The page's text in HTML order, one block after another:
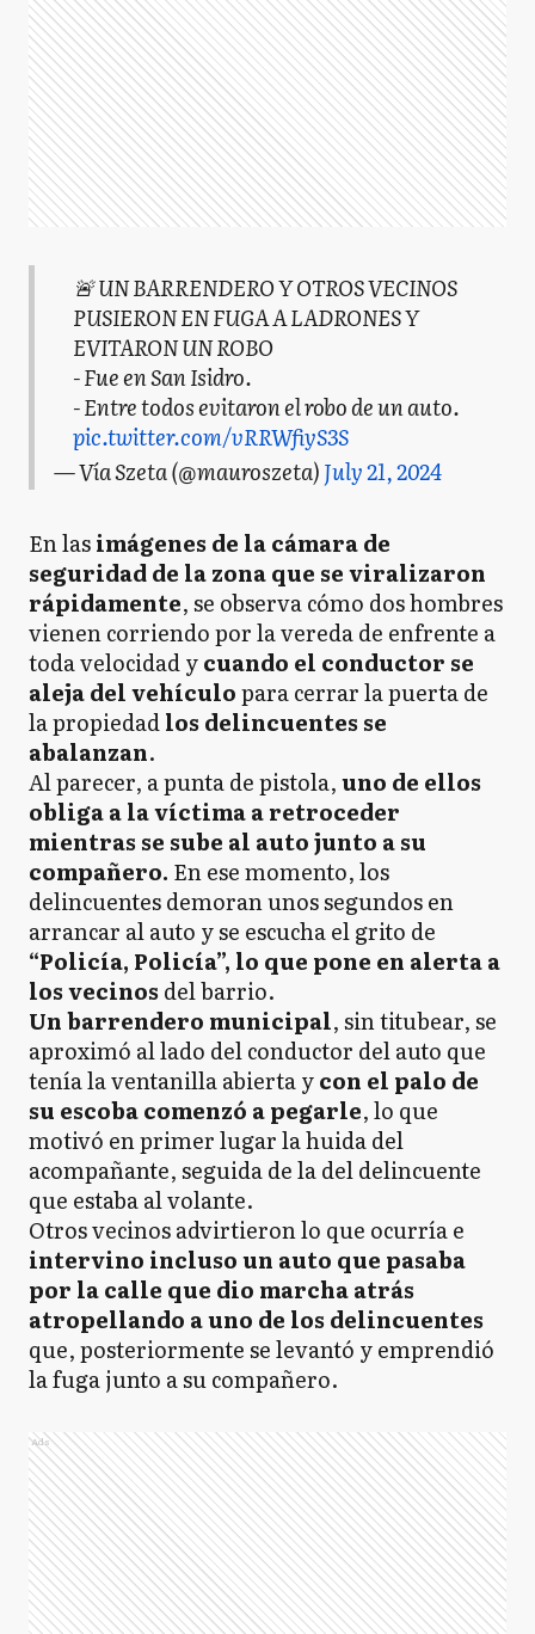
🚨 UN BARRENDERO Y OTROS VECINOS
PUSIERON EN FUGA A LADRONES Y
EVITARON UN ROBO
- Fue en San Isidro.
- Entre todos evitaron el robo de un auto.
pic.twitter.com/vRRWfiyS3S
— Vía Szeta (@mauroszeta)July 21, 2024
En lasimágenes de la cámara de
seguridad de la zona que se viralizaron
rápidamente, se observa cómo dos hombres
vienen corriendo por la vereda de enfrente a
toda velocidad ycuando el conductor se
aleja del vehículopara cerrar la puerta de
la propiedadlos delincuentes se
abalanzan.
Al parecer, a punta de pistola,uno de ellos
obliga a la víctima a retroceder
mientras se sube al auto junto a su
compañero. En ese momento, los
delincuentes demoran unos segundos en
arrancar al auto y se escucha el grito de
“Policía, Policía”, lo que pone en alerta a
los vecinos del barrio.
Un barrendero municipal, sin titubear, se
aproximó al lado del conductor del auto que
tenía la ventanilla abierta ycon el palo de
su escoba comenzó a pegarle, lo que
motivó en primer lugar la huida del
acompañante, seguida de la del delincuente
que estaba al volante.
Otros vecinos advirtieron lo que ocurría e
intervino incluso un auto que pasaba
por la calle que dio marcha atrás
atropellando a uno de los delincuentes
que, posteriormente se levantó y emprendió
la fuga junto a su compañero.
Ads